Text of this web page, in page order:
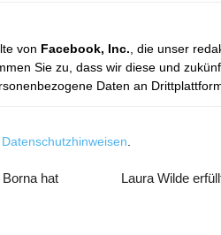
von Facebook, Inc. , die unser
Sie zu, dass wir diese und
Daten an
Datenschutzhinweisen
hat
Laura Wilde